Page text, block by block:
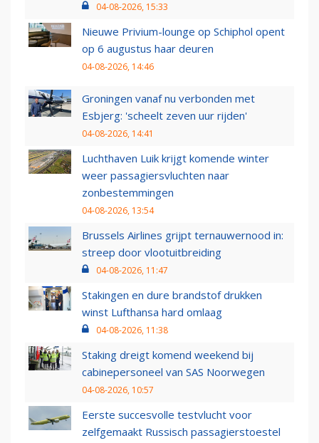
04-08-2026, 15:33
Nieuwe Privium-lounge op Schiphol opent
op 6 augustus haar deuren
04-08-2026, 14:46
Groningen vanaf nu verbonden met
Esbjerg: 'scheelt zeven uur rijden'
04-08-2026, 14:41
Luchthaven Luik krijgt komende winter
weer passagiersvluchten naar
zonbestemmingen
04-08-2026, 13:54
Brussels Airlines grijpt ternauwernood in:
streep door vlootuitbreiding
04-08-2026, 11:47
Stakingen en dure brandstof drukken
winst Lufthansa hard omlaag
04-08-2026, 11:38
Staking dreigt komend weekend bij
cabinepersoneel van SAS Noorwegen
04-08-2026, 10:57
Eerste succesvolle testvlucht voor
zelfgemaakt Russisch passagierstoestel